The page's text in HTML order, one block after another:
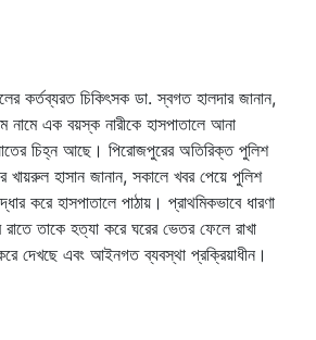
কর্তব্যরত চিকিৎসক ডা. স্বগত হালদার জানান,
নামে এক বয়স্ক নারীকে হাসপাতালে আনা
চিহ্ন আছে। পিরোজপুরের অতিরিক্ত পুলিশ
খায়রুল হাসান জানান, সকালে খবর পেয়ে পুলিশ
করে হাসপাতালে পাঠায়। প্রাথমিকভাবে ধারণা
তাকে হত্যা করে ঘরের ভেতর ফেলে রাখা
দেখছে এবং আইনগত ব্যবস্থা প্রক্রিয়াধীন।